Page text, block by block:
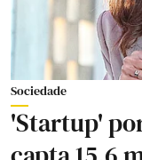
Sociedade
'Startup'